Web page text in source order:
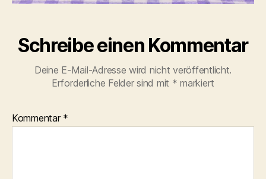
Schreibe einen Kommentar
Deine E-Mail-Adresse wird nicht veröffentlicht.
Erforderliche Felder sind mit * markiert
Kommentar *